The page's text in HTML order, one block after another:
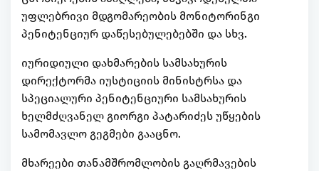
უფლებრივი მდგომარეობის მონიტორინგი
პენიტენციურ დაწესებულებებში და სხვ.
იურიდიული დახმარების სამსახურის
დირექტორმა იუსტიციის მინისტრსა და
სპეციალური პენიტენციური სამსახურის
ხელმძღვანელ გიორგი პატარიძეს უწყების
სამომავლო გეგმები გააცნო.
მხარეები თანამშრომლობის გაღრმავების